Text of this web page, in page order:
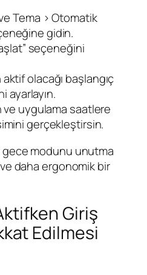
Tema > Otomatik
gidin.
seçeneğini
olacağı başlangıç
ayarlayın.
ve uygulama saatlere
gerçekleştirsin.
modunu unutma
daha ergonomik bir
Giriş
Edilmesi